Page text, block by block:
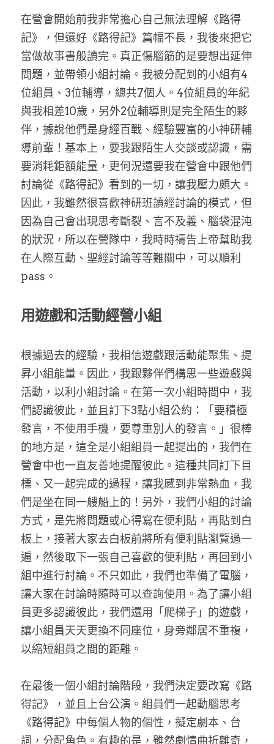
在營會開始前我非常擔心自己無法理解《路得
記》，但還好《路得記》篇幅不長，我後來把它
當做故事書般讀完。真正傷腦筋的是要想出延伸
問題，並帶領小組討論。我被分配到的小組有4
位組員、3位輔導，總共7個人。4位組員的年紀
與我相差10歲，另外2位輔導則是完全陌生的夥
伴，據說他們是身經百戰、經驗豐富的小神研輔
導前輩！基本上，要我跟陌生人交談或認識，需
要消耗鉅額能量，更何況還要我在營會中跟他們
討論從《路得記》看到的一切，讓我壓力頗大。
因此，我雖然很喜歡神研班讀經討論的模式，但
因為自己會出現思考斷裂、言不及義、腦袋混沌
的狀況，所以在營隊中，我時時禱告上帝幫助我
在人際互動、聖經討論等等難關中，可以順利
pass。
用遊戲和活動經營小組
根據過去的經驗，我相信遊戲跟活動能聚集、提
昇小組能量。因此，我跟夥伴們構思一些遊戲與
活動，以利小組討論。在第一次小組時間中，我
們認識彼此，並且訂下3點小組公約：「要積極
發言，不使用手機，要尊重別人的發言。」很棒
的地方是，這全是小組組員一起提出的，我們在
營會中也一直友善地提醒彼此。這種共同訂下目
標、又一起完成的過程，讓我感到非常熱血，我
們是坐在同一艘船上的！另外，我們小組的討論
方式，是先將問題或心得寫在便利貼，再貼到白
板上，接著大家去白板前將所有便利貼瀏覽過一
遍，然後取下一張自己喜歡的便利貼，再回到小
組中進行討論。不只如此，我們也準備了電腦，
讓大家在討論時隨時可以查詢使用。為了讓小組
員更多認識彼此，我們還用「爬梯子」的遊戲，
讓小組員天天更換不同座位，身旁鄰居不重複，
以縮短組員之間的距離。
在最後一個小組討論階段，我們決定要改寫《路
得記》，並且上台公演。組員們一起動腦思考
《路得記》中每個人物的個性，擬定劇本、台
詞，分配角色。有趣的是，雖然劇情曲折離奇，